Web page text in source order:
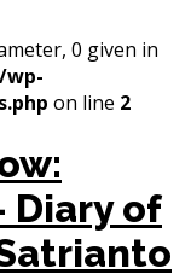
0 given in
wp-
on line 2